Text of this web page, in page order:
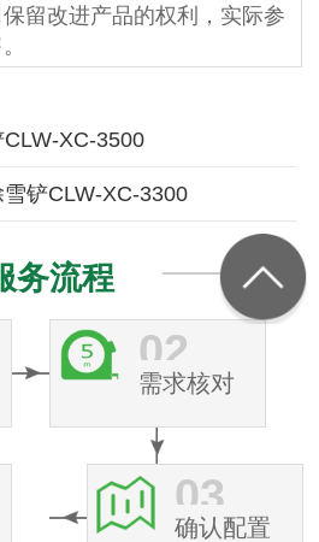
留改进产品的权利，实际参
CLW-XC-3500
铲CLW-XC-3300
务流程
02
需求核对
03
确认配置